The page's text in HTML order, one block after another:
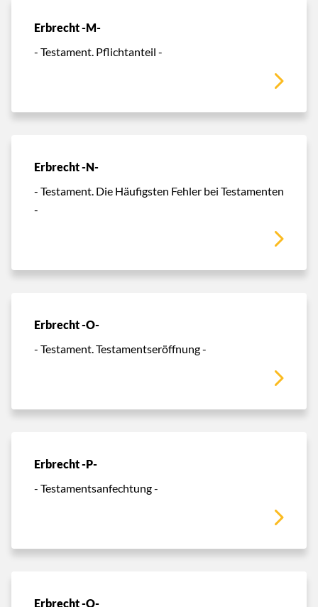
Erbrecht -M-
- Testament. Pflichtanteil -
Erbrecht -N-
- Testament. Die Häufigsten Fehler bei Testamenten
-
Erbrecht -O-
- Testament. Testamentseröffnung -
Erbrecht -P-
- Testamentsanfechtung -
Erbrecht -Q-